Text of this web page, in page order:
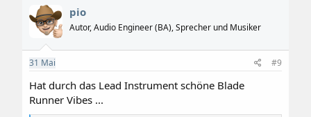
t
i
o
n
:
pio
Autor, Audio Engineer (BA), Sprecher und Musiker
31 Mai #9
Hat durch das Lead Instrument schöne Blade
Runner Vibes ...